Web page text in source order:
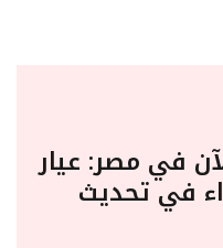
في مصر: عيار
للشراء في تحديث